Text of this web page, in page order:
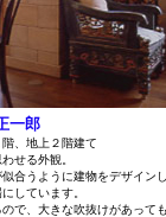
一郎
、地上２階建て
せる外観。
合うように建物をデザイン
しています。
で、大きな吹抜けがあって